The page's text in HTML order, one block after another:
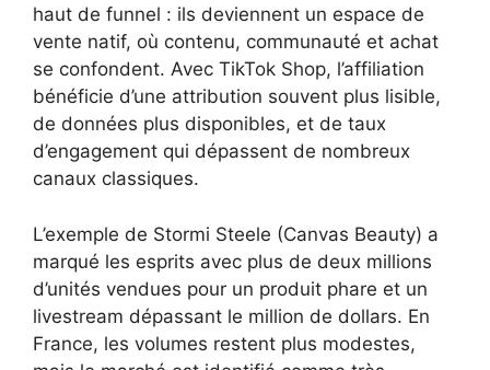
haut de funnel : ils deviennent un espace de
vente natif, où contenu, communauté et achat
se confondent. Avec TikTok Shop, l’affiliation
bénéficie d’une attribution souvent plus lisible,
de données plus disponibles, et de taux
d’engagement qui dépassent de nombreux
canaux classiques.
L’exemple de Stormi Steele (Canvas Beauty) a
marqué les esprits avec plus de deux millions
d’unités vendues pour un produit phare et un
livestream dépassant le million de dollars. En
France, les volumes restent plus modestes,